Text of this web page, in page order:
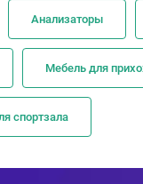
Анализаторы
Мебель для
спортзала